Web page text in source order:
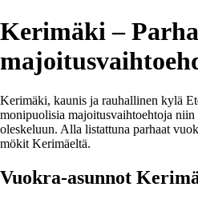
Kerimäki –
Kerimäki, kaunis ja rauhallinen kylä
monipuolisia majoitusvaihtoehtoja
oleskeluun. Alla listattuna parhaat
mökit Kerimäeltä.
Vuokra-asunnot